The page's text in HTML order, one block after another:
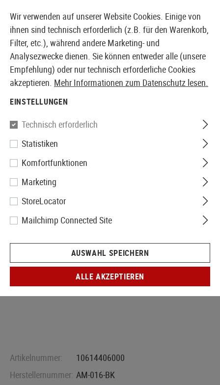
EUROPÄISCHER AIRSOFT SHOP & GROßHÄNDLER
Amoeba
AM-016 EFCS
Artikelnummer:
10614406000
Herstellernummer: AM-016-BK
Wir verwenden auf unserer Website Cookies. Einige von
ihnen sind technisch erforderlich (z.B. für den Warenkorb,
Filter, etc.), während andere Marketing- und
Analysezwecke dienen. Sie können entweder alle (unsere
Empfehlung) oder nur technisch erforderliche Cookies
akzeptieren. Mehr Informationen zum Datenschutz lesen.
EINSTELLUNGEN
Technisch erforderlich
Statistiken
Komfortfunktionen
Marketing
StoreLocator
Mailchimp Connected Site
AUSWAHL SPEICHERN
ALLE AKZEPTIEREN